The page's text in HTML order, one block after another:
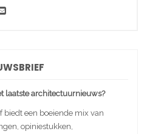
laatste architectuurnieuws?
een boeiende mix van
opiniestukken,